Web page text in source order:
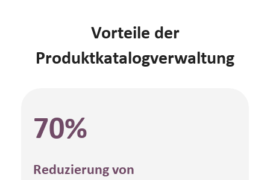
Vorteile der
Produktkatalogverwaltung
70%
Reduzierung von